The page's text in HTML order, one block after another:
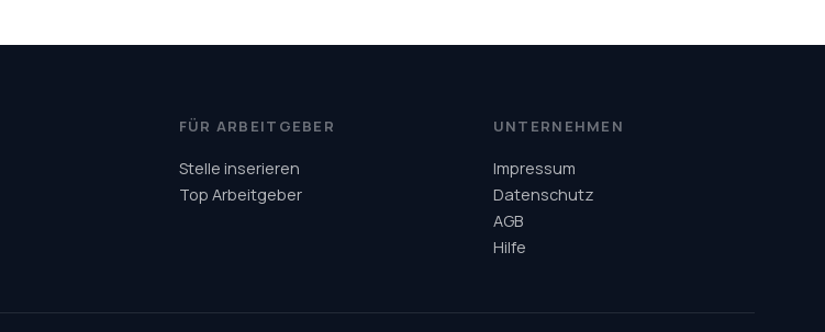
FÜR ARBEITGEBER
Stelle inserieren
Top Arbeitgeber
UNTERNEHMEN
Impressum
Datenschutz
AGB
Hilfe